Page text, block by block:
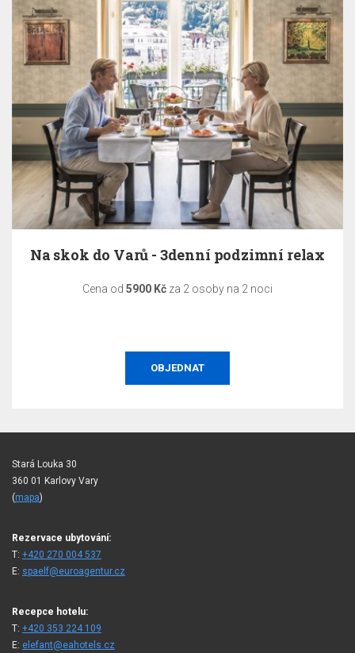
Na skok do Varů - 3denní podzimní relax
Cena od 5900 Kč za 2 osoby na 2 noci
OBJEDNAT
Stará Louka 30
360 01 Karlovy Vary
(mapa)
Rezervace ubytování:
T: +420 270 004 537
E: spaelf@euroagentur.cz
Recepce hotelu:
T: +420 353 224 109
E: elefant@eahotels.cz